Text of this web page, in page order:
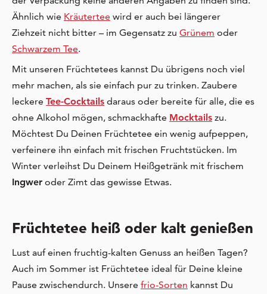
Ähnlich wie Kräutertee wird er auch bei längerer
Ziehzeit nicht bitter – im Gegensatz zu Grünem oder
Schwarzem Tee.
Mit unseren Früchtetees kannst Du übrigens noch viel
mehr machen, als sie einfach pur zu trinken. Zaubere
leckere Tee-Cocktails daraus oder bereite für alle, die es
ohne Alkohol mögen, schmackhafte Mocktails zu.
Möchtest Du Deinen Früchtetee ein wenig aufpeppen,
verfeinere ihn einfach mit frischen Fruchtstücken. Im
Winter verleihst Du Deinem Heißgetränk mit frischem
Ingwer oder Zimt das gewisse Etwas.
Früchtetee heiß oder kalt genießen
Lust auf einen fruchtig-kalten Genuss an heißen Tagen?
Auch im Sommer ist Früchtetee ideal für Deine kleine
Pause zwischendurch. Unsere frio-Sorten kannst Du